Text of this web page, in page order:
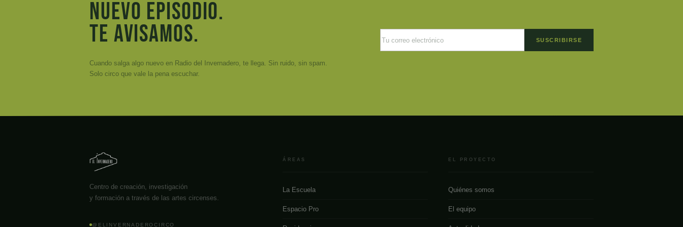
Nuevo episodio.
Te avisamos.
Cuando salga algo nuevo en Radio del Invernadero, te llega. Sin ruido, sin spam.
Solo circo que vale la pena escuchar.
SUSCRIBIRSE
Centro de creación, investigación
y formación a través de las artes circenses.
@ELINVERNADEROCIRCO
ÁREAS
La Escuela
Espacio Pro
EL PROYECTO
Quiénes somos
El equipo